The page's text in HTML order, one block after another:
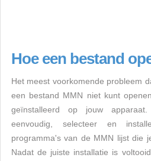
Hoe een bestand
Het meest voorkomende probleem
een bestand MMN niet kunt
geïnstalleerd op jouw
eenvoudig, selecteer en
programma's van de MMN lijst die
Nadat de juiste installatie is